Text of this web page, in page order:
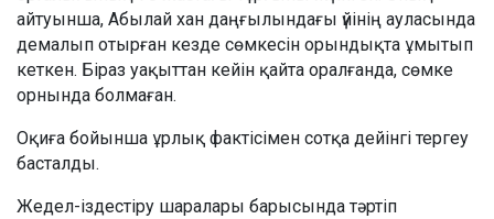
айтуынша, Абылай хан даңғылындағы үйінің ауласында
демалып отырған кезде сөмкесін орындықта ұмытып
кеткен. Біраз уақыттан кейін қайта оралғанда, сөмке
орнында болмаған.
Оқиға бойынша ұрлық фактісімен сотқа дейінгі тергеу
басталды.
Жедел-іздестіру шаралары барысында тәртіп